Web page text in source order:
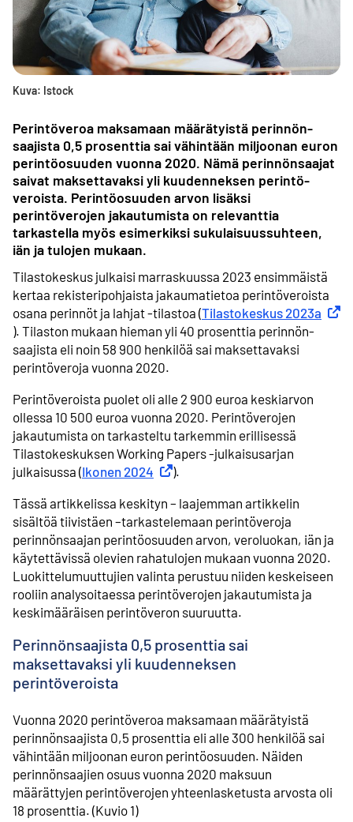
Kuva: Istock
Perintöveroa maksamaan määrätyistä perinnön­
saajista 0,5 prosenttia sai vähintään miljoonan euron
perintö­osuuden vuonna 2020. Nämä perinnönsaajat
saivat maksettavaksi yli kuudenneksen perintö­
veroista. Perintö­osuuden arvon lisäksi
perintöverojen jakautumista on relevanttia
tarkastella myös esimerkiksi sukulaisuus­suhteen,
iän ja tulojen mukaan.
Tilastokeskus julkaisi marraskuussa 2023 ensimmäistä
kertaa rekisteri­pohjaista jakauma­tietoa perintö­veroista
osana perinnöt ja lahjat -tilastoa (Tilastokeskus 2023a
). Tilaston mukaan hieman yli 40 prosenttia perinnön­
saajista eli noin 58 900 henkilöä sai maksettavaksi
perintöveroja vuonna 2020.
Perintöveroista puolet oli alle 2 900 euroa keskiarvon
ollessa 10 500 euroa vuonna 2020. Perintöverojen
jakautumista on tarkasteltu tarkemmin erillisessä
Tilastokeskuksen Working Papers -julkaisusarjan
julkaisussa (Ikonen 2024 Ulkoinen linkki
).
Tässä artikkelissa keskityn – laajemman artikkelin
sisältöä tiivistäen –tarkastelemaan perintö­veroja
perinnön­saajan perintö­osuuden arvon, veroluokan, iän ja
käytettävissä olevien rahatulojen mukaan vuonna 2020.
Luokittelu­muuttujien valinta perustuu niiden keskeiseen
rooliin analysoitaessa perintöverojen jakautumista ja
keskimääräisen perintöveron suuruutta.
Perinnön­saajista 0,5 prosenttia sai
maksettavaksi yli kuudenneksen
perintöveroista
Vuonna 2020 perintöveroa maksamaan määrätyistä
perinnönsaajista 0,5 prosenttia eli alle 300 henkilöä sai
vähintään miljoonan euron perintöosuuden. Näiden
perinnön­saajien osuus vuonna 2020 maksuun
määrättyjen perintö­verojen yhteen­lasketusta arvosta oli
18 prosenttia. (Kuvio 1)